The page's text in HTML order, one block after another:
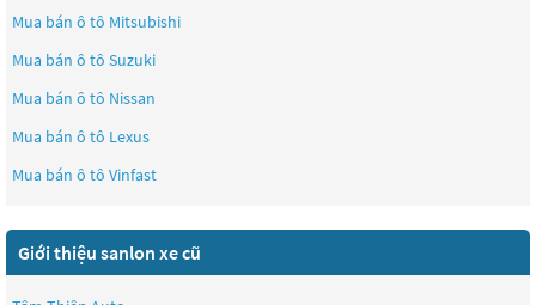
Mua bán ô tô Mitsubishi
Mua bán ô tô Suzuki
Mua bán ô tô Nissan
Mua bán ô tô Lexus
Mua bán ô tô Vinfast
Giới thiệu sanlon xe cũ